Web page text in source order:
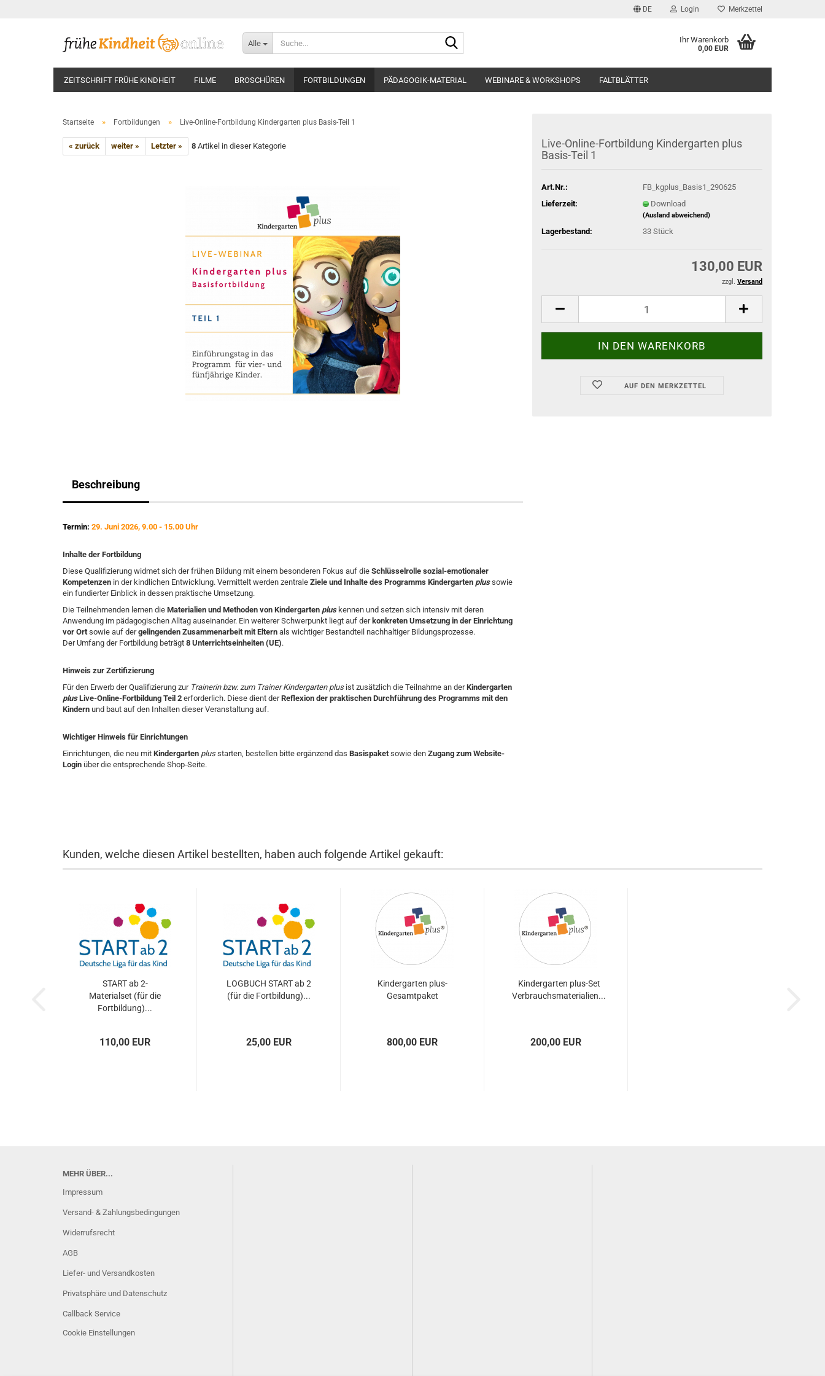
DE Login Merkzettel
Alle Ihr Warenkorb
0,00 EUR
ZEITSCHRIFT FRÜHE KINDHEIT FILME BROSCHÜREN FORTBILDUNGEN PÄDAGOGIK-MATERIAL WEBINARE & WORKSHOPS FALTBLÄTTER
Startseite » Fortbildungen » Live-Online-Fortbildung Kindergarten plus Basis-Teil 1
« zurück weiter » Letzter » 8 Artikel in dieser Kategorie
Live-Online-Fortbildung Kindergarten plus
Basis-Teil 1
Art.Nr.:
FB_kgplus_Basis1_290625
Lieferzeit:
Download
(Ausland abweichend)
Lagerbestand: 33 Stück
130,00 EUR
zzgl. Versand
AUF DEN MERKZETTEL
Beschreibung
Termin: 29. Juni 2026, 9.00 - 15.00 Uhr
Inhalte der Fortbildung
Diese Qualifizierung widmet sich der frühen Bildung mit einem besonderen Fokus auf die Schlüsselrolle sozial-emotionaler
Kompetenzen in der kindlichen Entwicklung. Vermittelt werden zentrale Ziele und Inhalte des Programms Kindergarten plussowie
ein fundierter Einblick in dessen praktische Umsetzung.
Die Teilnehmenden lernen die Materialien und Methoden von Kindergarten pluskennen und setzen sich intensiv mit deren
Anwendung im pädagogischen Alltag auseinander. Ein weiterer Schwerpunkt liegt auf der konkreten Umsetzung in der Einrichtung
vor Ortsowie auf dergelingenden Zusammenarbeit mit Eltern als wichtiger Bestandteil nachhaltiger Bildungsprozesse.
Der Umfang der Fortbildung beträgt 8 Unterrichtseinheiten (UE).
Hinweis zur Zertifizierung
Für den Erwerb der Qualifizierung zur Trainerin bzw. zum Trainer Kindergarten plusist zusätzlich die Teilnahme an derKindergarten
plusLive-Online-Fortbildung Teil 2 erforderlich. Diese dient derReflexion der praktischen Durchführung des Programms mit den
Kindern und baut auf den Inhalten dieser Veranstaltung auf.
Wichtiger Hinweis für Einrichtungen
Einrichtungen, die neu mit Kindergarten plusstarten, bestellen bitte ergänzend das Basispaketsowie den Zugang zum Website-
Login über die entsprechende Shop-Seite.
Kunden, welche diesen Artikel bestellten, haben auch folgende Artikel gekauft:
START ab 2-
Materialset (für die
Fortbildung)...
110,00 EUR
LOGBUCH START ab 2
(für die Fortbildung)...
25,00 EUR
Kindergarten plus-
Gesamtpaket
800,00 EUR
Kindergarten plus-Set
Verbrauchsmaterialien...
200,00 EUR
MEHR ÜBER...
Impressum
Versand- & Zahlungsbedingungen
Widerrufsrecht
AGB
Liefer- und Versandkosten
Privatsphäre und Datenschutz
Callback Service
Cookie Einstellungen